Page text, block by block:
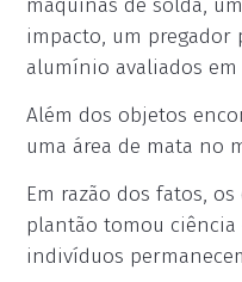
máquinas de solda,
impacto, um pregador
alumínio avaliados em
Além dos objetos
uma área de mata no
Em razão dos fatos,
plantão tomou ciência
indivíduos